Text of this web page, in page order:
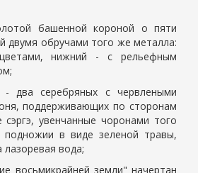
башенной короной о пяти
двумя обручами того же металла:
нижний - с рельефным
два серебряных с червлеными
поддерживающих по сторонам
увенчанные чоронами того
в виде зеленой травы,
вода;
восьмикрайней земли" начертан